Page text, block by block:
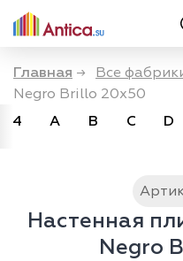
Главная → Все
Negro Brillo 20x50
4
A B C D
Настенная
Negro